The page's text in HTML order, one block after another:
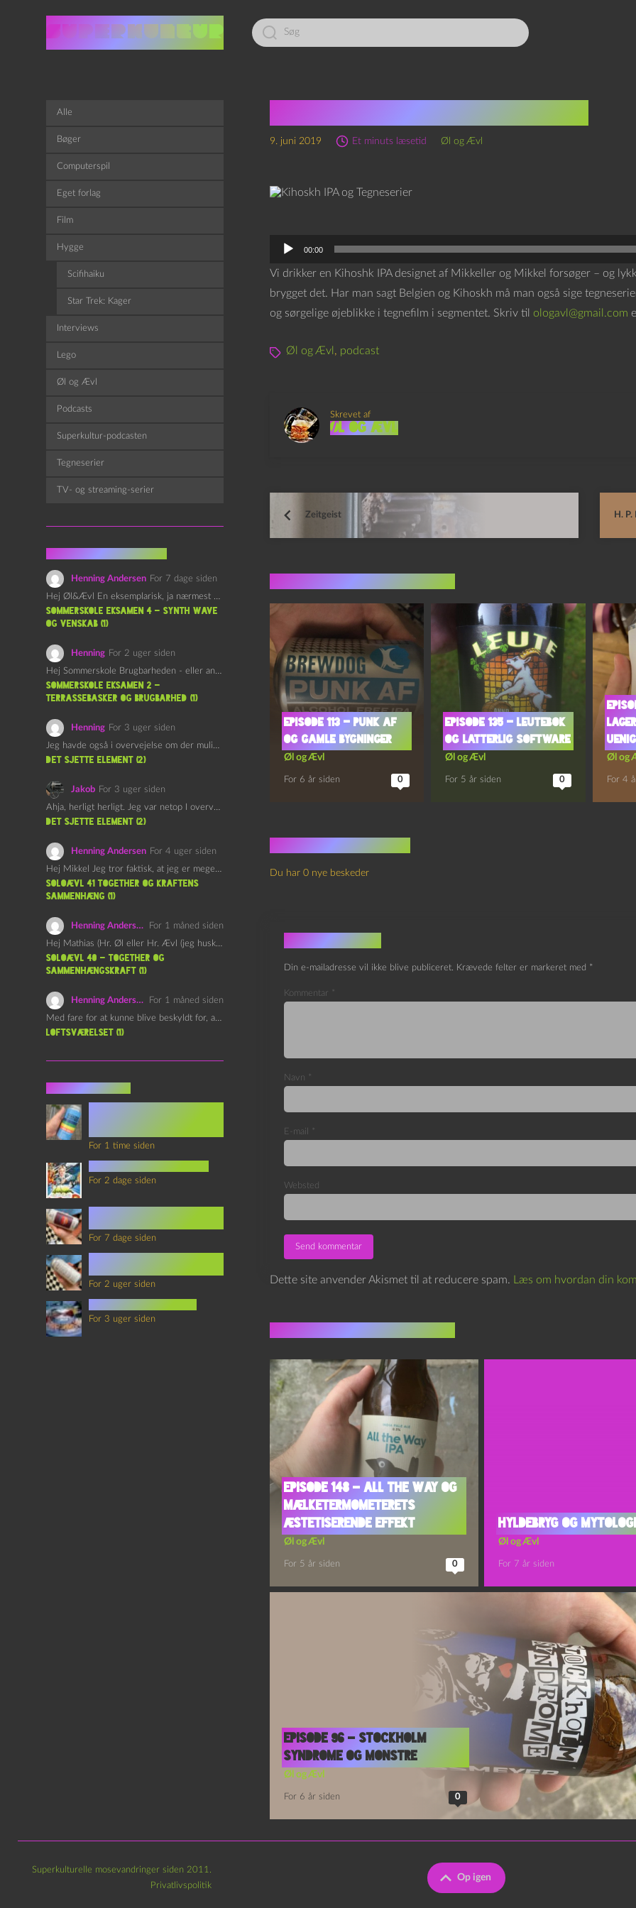
Led
efter:
9. juni 2019 Et minuts læsetid Øl og Ævl
00:00
Vi drikker en Kihoshk IPA designet af Mikkeller og Mikkel forsøger – og
brygget det. Har man sagt Belgien og Kihoskh må man også sige
og sørgelige øjeblikke i tegnefilm i segmentet. Skriv til ologavl@gmail.com
Øl og Ævl , podcast
Skrevet af
Øl og Ævl
Zeitgeist H.
Episode 113 – Punk AF
og Gamle Bygninger
Øl og Ævl
For 6 år siden 0
Episode 135 – Leutebok
og Latterlig Software
Øl og Ævl
For 5 år siden 0
Øl og
For 4
Du har 0 nye beskeder
Skriv et svar
Din e-mailadresse vil ikke blive publiceret. Krævede felter er markeret med *
Kommentar *
Navn *
E-mail *
Websted
Dette site anvender Akismet til at reducere spam. Læs om hvordan din
Episode 148 – All the Way og
Mælketermometerets
Æstetiserende Effekt
Øl og Ævl
For 5 år siden 0
Hyldebryg og Mytologi
Øl og Ævl
For 7 år siden
Episode 96 – Stockholm
Syndrome og Monstre
Øl og Ævl
For 6 år siden 0
Alle
Bøger
Computerspil
Eget forlag
Film
Hygge
Scifihaiku
Star Trek: Kager
Interviews
Lego
Øl og Ævl
Podcasts
Superkultur-podcasten
Tegneserier
TV- og streaming-serier
Henning Andersen For 7 dage siden
Hej Øl&Ævl En eksemplarisk, ja nærmest yndefuld, afslutning på SOMMERSKOLEN.…
Sommerskole Eksamen 4 – Synth Wave
og Venskab (1)
Henning For 2 uger siden
Hej Sommerskole Brugbarheden - eller anvendeligheden - af "Øl&Ævl" er…
Sommerskole Eksamen 2 –
Terrassebasker og Brugbarhed (1)
Henning For 3 uger siden
Jeg havde også i overvejelse om der muligvis kunne være…
det sjette element (2)
Jakob For 3 uger siden
Ahja, herligt herligt. Jeg var netop I overvejelser om at…
det sjette element (2)
Henning Andersen For 4 uger siden
Hej Mikkel Jeg tror faktisk, at jeg er meget enig…
Soloævl 41 Together og Kraftens
Sammenhæng (1)
Henning Andersen
For 1 måned siden
Hej Mathias (Hr. Øl eller Hr. Ævl (jeg husker ikke…
Soloævl 40 – Together og
sammenhængskraft (1)
Henning Andersen
For 1 måned siden
Med fare for at kunne blive beskyldt for, at være…
Loftsværelset (1)
For 1 time siden
For 2 dage siden
For 7 dage siden
For 2 uger siden
For 3 uger siden
Superkulturelle mosevandringer siden 2011.
Privatlivspolitik
Op igen